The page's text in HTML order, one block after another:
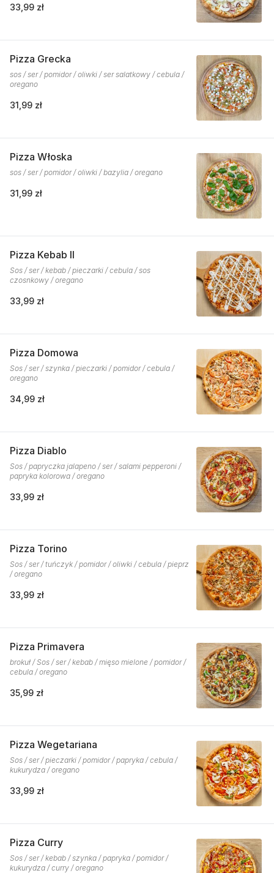
33,99 zł
Pizza Grecka
sos / ser / pomidor / oliwki / ser salatkowy / cebula /
oregano
31,99 zł
Pizza Włoska
sos / ser / pomidor / oliwki / bazylia / oregano
31,99 zł
Pizza Kebab II
Sos / ser / kebab / pieczarki / cebula / sos
czosnkowy / oregano
33,99 zł
Pizza Domowa
Sos / ser / szynka / pieczarki / pomidor / cebula /
oregano
34,99 zł
Pizza Diablo
Sos / papryczka jalapeno / ser / salami pepperoni /
papryka kolorowa / oregano
33,99 zł
Pizza Torino
Sos / ser / tuńczyk / pomidor / oliwki / cebula / pieprz
/ oregano
33,99 zł
Pizza Primavera
brokuł / Sos / ser / kebab / mięso mielone / pomidor /
cebula / oregano
35,99 zł
Pizza Wegetariana
Sos / ser / pieczarki / pomidor / papryka / cebula /
kukurydza / oregano
33,99 zł
Pizza Curry
Sos / ser / kebab / szynka / papryka / pomidor /
kukurydza / curry / oregano